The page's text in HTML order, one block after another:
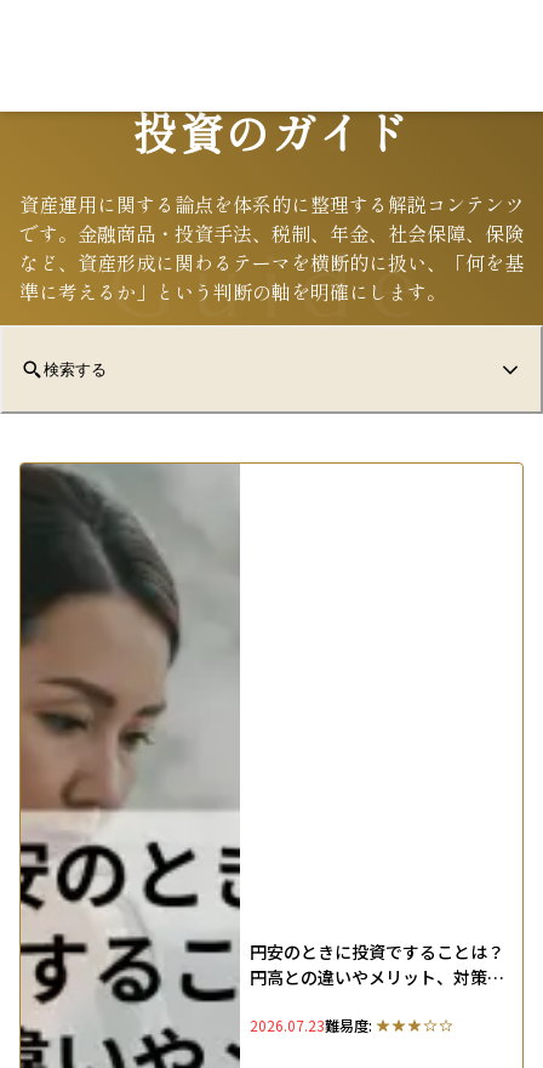
投資のガイド
資産運用に関する論点を体系的に整理する解説コンテンツ
です。金融商品・投資手法、税制、年金、社会保障、保険
など、資産形成に関わるテーマを横断的に扱い、「何を基
準に考えるか」という判断の軸を明確にします。
Guide
検索する
円安のときに投資ですることは？
円高との違いやメリット、対策を
2026.07.23難易度: